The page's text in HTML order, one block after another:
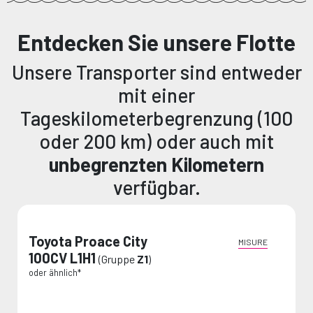
VERBESSERN.
Entdecken Sie unsere Flotte
Unsere Transporter sind entweder
mit einer
Tageskilometerbegrenzung (100
oder 200 km) oder auch mit
unbegrenzten Kilometern
verfügbar.
Toyota Proace City
100CV L1H1(Gruppe Z1)
oder ähnlich*
MISURE